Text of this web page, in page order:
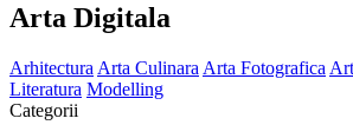
Arta Digitala
Arhitectura Arta Culinara Arta Fotografica
Literatura Modelling
Categorii